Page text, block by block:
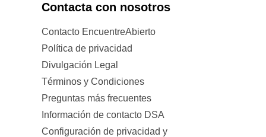
Contacta con nosotros
Contacto EncuentreAbierto
Política de privacidad
Divulgación Legal
Términos y Condiciones
Preguntas más frecuentes
Información de contacto DSA
Configuración de privacidad y